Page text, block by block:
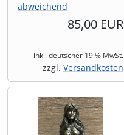
abweichend
85,00 EUR
inkl. deutscher 19 % MwSt.
zzgl. Versandkosten